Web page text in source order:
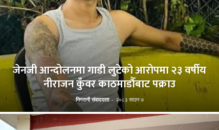
जेनजी आन्दोलनमा गाडी लुटेको आरोपमा २३ वर्षीय
नीराजन कुँवर काठमाडौँबाट पक्राउ
निगरानी संवाददाता - २०८३ साउन ७